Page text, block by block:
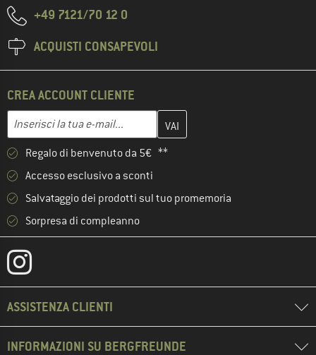
+49 7121/70 12 0
ACQUISTI CONSAPEVOLI
CREA ACCOUNT CLIENTE
Indirizzo e-mail
Inserisci qui il tuo indirizzo e-mail e crea il tuo account cliente
Regalo di benvenuto da 5€ **
Accesso esclusivo a sconti
Salvataggio dei prodotti sul tuo promemoria
Sorpresa di compleanno
ASSISTENZA CLIENTI
INFORMAZIONI SU BERGFREUNDE